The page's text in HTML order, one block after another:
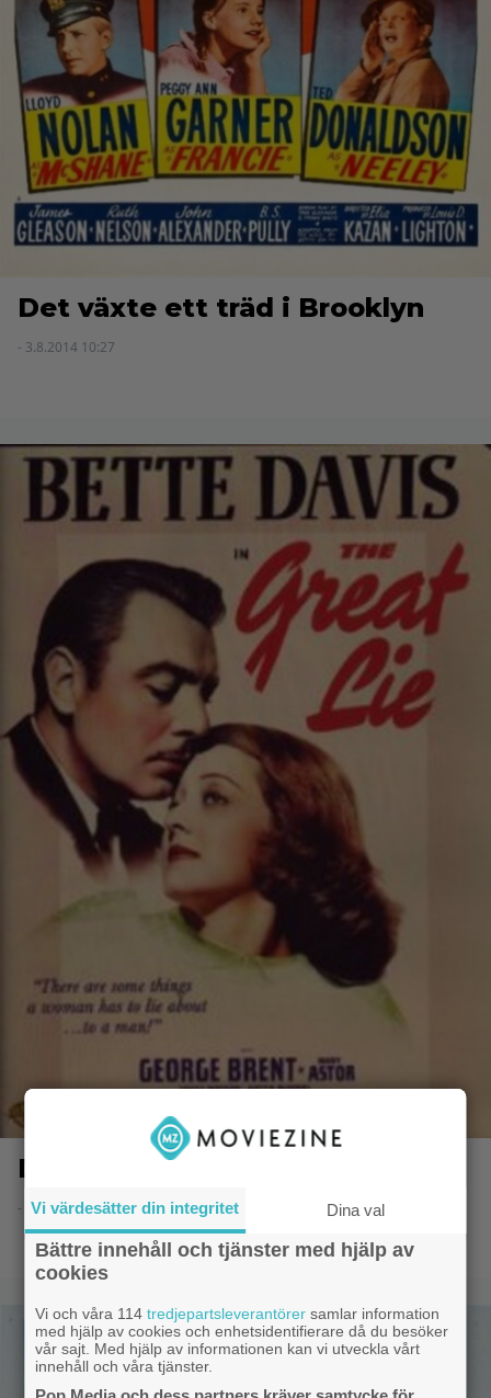
Det växte ett träd i Brooklyn
- 3.8.2014 10:27
Den stora lögnen
- 8.6.2014 20:52
Vi värdesätter din integritet Dina val
Bättre innehåll och tjänster med hjälp av
cookies
Vi och våra 114tredjepartsleverantörer samlar information
med hjälp av cookies och enhetsidentifierare då du besöker
vår sajt. Med hjälp av informationen kan vi utveckla vårt
innehåll och våra tjänster.